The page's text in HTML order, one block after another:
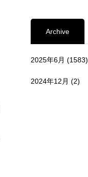
Archive
2025年6月 (1583)
2024年12月 (2)